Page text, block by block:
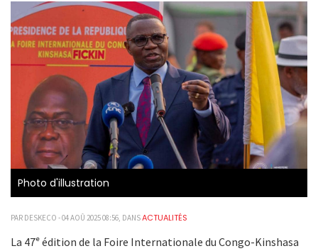
Photo d'illustration
PAR DESKECO - 04 AOÛ 2025 08:56, DANSACTUALITÉS
La 47ᵉ édition de la Foire Internationale du Congo-Kinshasa